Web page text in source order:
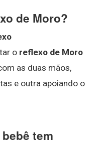
de Moro?
o reflexo de Moro
as duas mãos,
e outra apoiando o
tem